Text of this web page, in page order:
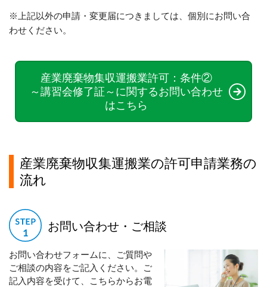
※上記以外の申請・変更届につきましては、個別にお問い合
わせください。
産業廃棄物集収運搬業許可：条件②
～講習会修了証～ に関するお問い合わせ
はこちら
産業廃棄物収集運搬業の許可申請業務の
流れ
お問い合わせ・ご相談
お問い合わせフォームに、ご質問や
ご相談の内容をご記入ください。ご
記入内容を受けて、こちらからお電